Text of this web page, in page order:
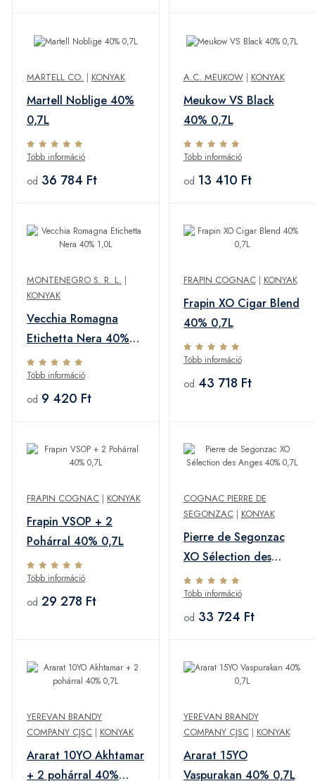
MARTELL CO. | KONYAK
Martell Noblige 40%
0,7L
Több információ
od 36 784 Ft
A.C. MEUKOW| KONYAK
Meukow VS Black
40% 0,7L
Több információ
od 13 410 Ft
MONTENEGRO S. R. L. |
KONYAK
Vecchia Romagna
Etichetta Nera 40%
1,0L
Több információ
od 9 420 Ft
FRAPIN COGNAC| KONYAK
Frapin XO Cigar Blend
40% 0,7L
Több információ
od 43 718 Ft
FRAPIN COGNAC | KONYAK
Frapin VSOP + 2
Pohárral 40% 0,7L
Több információ
od 29 278 Ft
COGNAC PIERRE DE
SEGONZAC| KONYAK
Pierre de Segonzac
XO Sélection des
Anges 40% 0,7L
Több információ
od 33 724 Ft
YEREVAN BRANDY
COMPANY CJSC | KONYAK
Ararat 10YO Akhtamar
+ 2 pohárral 40%
YEREVAN BRANDY
COMPANY CJSC| KONYAK
Ararat 15YO
Vaspurakan 40% 0,7L